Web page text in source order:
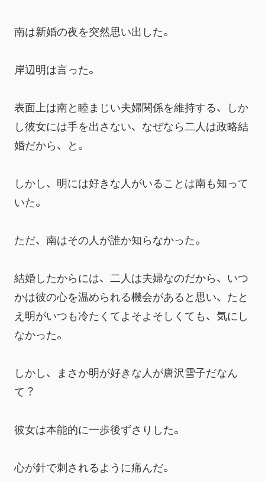
南は新婚の夜を突然思い出した。
岸辺明は言った。
表面上は南と睦まじい夫婦関係を維持する、しか
し彼女には手を出さない、なぜなら二人は政略結
婚だから、と。
しかし、明には好きな人がいることは南も知って
いた。
ただ、南はその人が誰か知らなかった。
結婚したからには、二人は夫婦なのだから、いつ
かは彼の心を温められる機会があると思い、たと
え明がいつも冷たくてよそよそしくても、気にし
なかった。
しかし、まさか明が好きな人が唐沢雪子だなん
て？
彼女は本能的に一歩後ずさりした。
心が針で刺されるように痛んだ。